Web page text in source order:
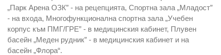
„Парк Арена ОЗК” - на рецепцията, Спортна зала „Младост”
- на входа, Многофункционална спортна зала „Учебен
корпус към ПМГ/ГРЕ” - в медицинския кабинет, Плувен
басейн „Меден рудник” - в медицинския кабинет и на
басейн „Флора“.